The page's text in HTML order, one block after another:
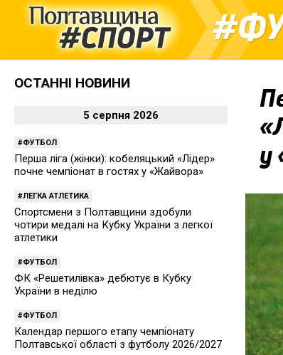
у
ОСТАННІ НОВИНИ
5 серпня 2026
ФУТБОЛ
Перша ліга (жінки): кобеляцький «Лідер»
почне чемпіонат в гостях у «Жайвора»
ЛЕГКА АТЛЕТИКА
Спортсмени з Полтавщини здобули
чотири медалі на Кубку України з легкої
атлетики
ФУТБОЛ
ФК «Решетилівка» дебютує в Кубку
України в неділю
ФУТБОЛ
Календар першого етапу чемпіонату
Полтавської області з футболу 2026/2027